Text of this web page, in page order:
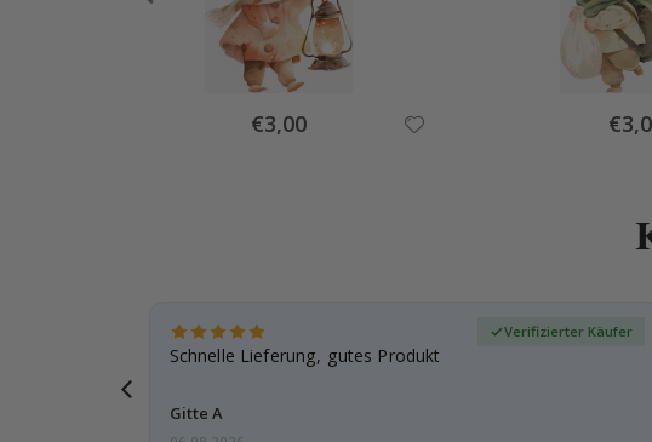
Special
Price
€3,00 Price
Schnelle Lieferung, gutes Produkt
Gitte A
Verifizierter Käufer